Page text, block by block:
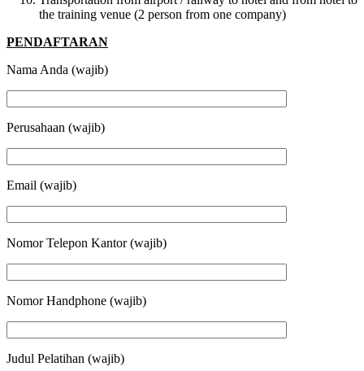
the training venue (2 person from one company)
PENDAFTARAN
Nama Anda (wajib)
Perusahaan (wajib)
Email (wajib)
Nomor Telepon Kantor (wajib)
Nomor Handphone (wajib)
Judul Pelatihan (wajib)